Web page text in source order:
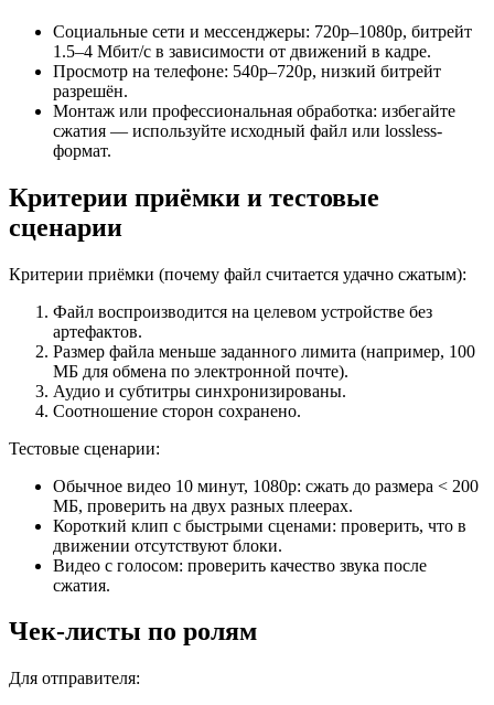
Социальные сети и мессенджеры: 720p–1080p, битрейт
1.5–4 Мбит/с в зависимости от движений в кадре.
Просмотр на телефоне: 540p–720p, низкий битрейт
разрешён.
Монтаж или профессиональная обработка: избегайте
сжатия — используйте исходный файл или lossless-
формат.
Критерии приёмки и тестовые
сценарии
Критерии приёмки (почему файл считается удачно сжатым):
Файл воспроизводится на целевом устройстве без
артефактов.
Размер файла меньше заданного лимита (например, 100
МБ для обмена по электронной почте).
Аудио и субтитры синхронизированы.
Соотношение сторон сохранено.
Тестовые сценарии:
Обычное видео 10 минут, 1080p: сжать до размера < 200
МБ, проверить на двух разных плеерах.
Короткий клип с быстрыми сценами: проверить, что в
движении отсутствуют блоки.
Видео с голосом: проверить качество звука после
сжатия.
Чек-листы по ролям
Для отправителя: